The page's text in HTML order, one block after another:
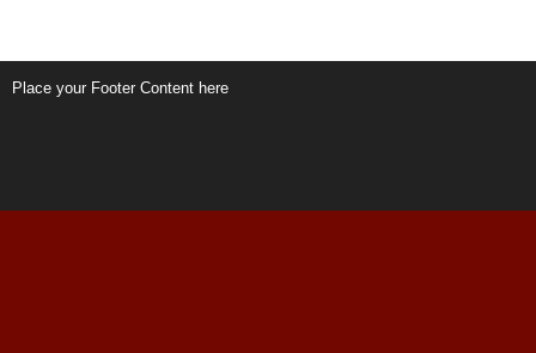
Place your Footer Content here